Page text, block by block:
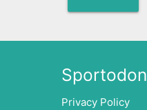
Sportodon
Privacy Policy